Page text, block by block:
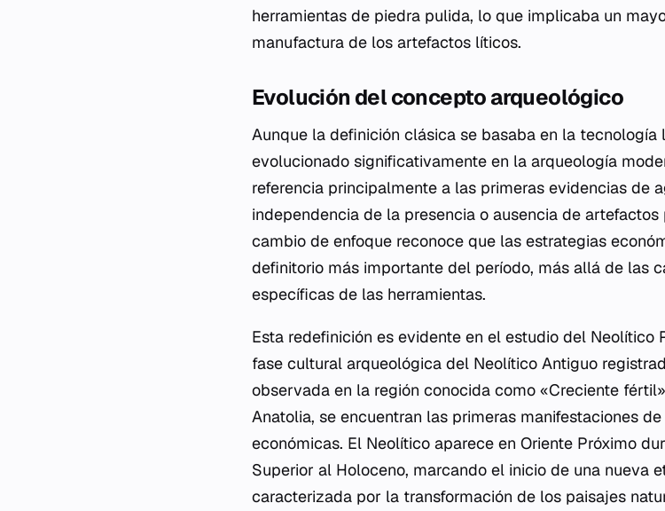
herramientas de piedra pulida, lo que implicaba un
manufactura de los artefactos líticos.
Evolución del concepto arqueológico
Aunque la definición clásica se basaba en la
evolucionado significativamente en la arqueología
referencia principalmente a las primeras evidencias de
independencia de la presencia o ausencia de
cambio de enfoque reconoce que las estrategias
definitorio más importante del período, más allá de las
específicas de las herramientas.
Esta redefinición es evidente en el estudio del Neolítico
fase cultural arqueológica del Neolítico Antiguo
observada en la región conocida como «Creciente
Anatolia, se encuentran las primeras manifestaciones
económicas. El Neolítico aparece en Oriente Próximo
Superior al Holoceno, marcando el inicio de una nueva
caracterizada por la transformación de los paisajes